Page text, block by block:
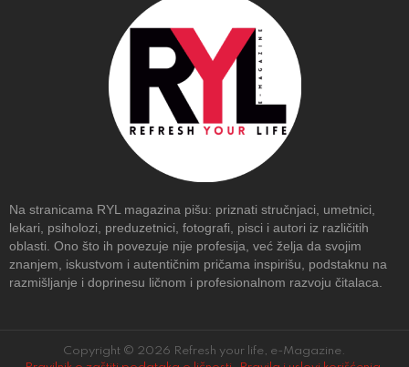
Na stranicama RYL magazina pišu: priznati stručnjaci, umetnici,
lekari, psiholozi, preduzetnici, fotografi, pisci i autori iz različitih
oblasti. Ono što ih povezuje nije profesija, već želja da svojim
znanjem, iskustvom i autentičnim pričama inspirišu, podstaknu na
razmišljanje i doprinesu ličnom i profesionalnom razvoju čitalaca.
Copyright © 2026 Refresh your life, e-Magazine.